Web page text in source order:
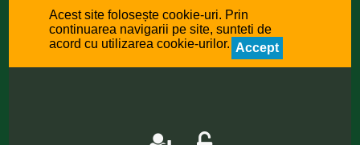
Acest site folosește cookie-uri. Prin
continuarea navigarii pe site, sunteti de
acord cu utilizarea cookie-urilor. Accept